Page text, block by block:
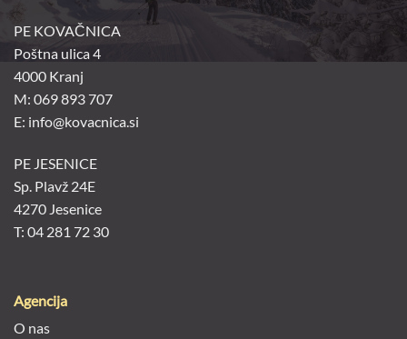
PE KOVAČNICA
Poštna ulica 4
4000 Kranj
M: 069 893 707
E: info@kovacnica.si
PE JESENICE
Sp. Plavž 24E
4270 Jesenice
T: 04 281 72 30
Agencija
O nas